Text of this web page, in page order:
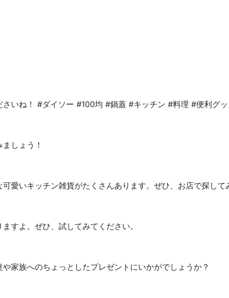
いね！ #ダイソー #100均 #鍋蓋 #キッチン #料理 #便利グ
しょう！
愛いキッチン雑貨がたくさんあります。ぜひ、お店で探して
すよ。ぜひ、試してみてください。
家族へのちょっとしたプレゼントにいかがでしょうか？